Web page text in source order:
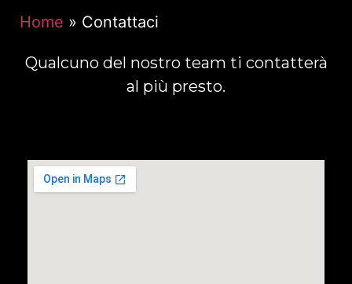
Home » Contattaci
Qualcuno del nostro team ti contatterà
al più presto.